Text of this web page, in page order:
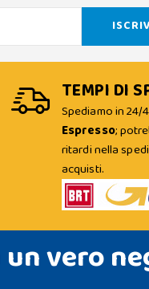
TEMPI DI
Spediamo in
Espresso;
ritardi nella
acquisti.
un vero